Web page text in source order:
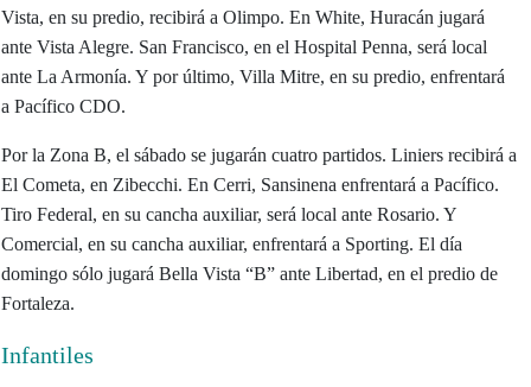
Vista, en su predio, recibirá a Olimpo. En White, Huracán jugará
ante Vista Alegre. San Francisco, en el Hospital Penna, será local
ante La Armonía. Y por último, Villa Mitre, en su predio, enfrentará
a Pacífico CDO.
Por la Zona B, el sábado se jugarán cuatro partidos. Liniers recibirá a
El Cometa, en Zibecchi. En Cerri, Sansinena enfrentará a Pacífico.
Tiro Federal, en su cancha auxiliar, será local ante Rosario. Y
Comercial, en su cancha auxiliar, enfrentará a Sporting. El día
domingo sólo jugará Bella Vista “B” ante Libertad, en el predio de
Fortaleza.
Infantiles